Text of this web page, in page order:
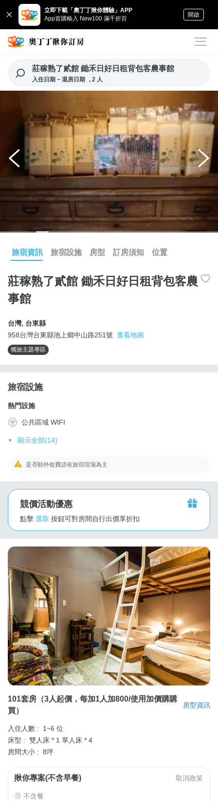
立即下載「奧丁丁揪你體驗」APP
App首購輸入 New100 滿千折百
開啟
莊稼熟了貳館 鋤禾日好日租背包客農事館
入住日期 ~ 退房日期 , 2 人
旅宿資訊 旅宿設施 房型 訂房須知 位置
莊稼熟了貳館 鋤禾日好日租背包客農
事館
台灣, 台東縣
958台灣台東縣池上鄉中山路251號 查看地圖
獨旅主題專區
旅宿設施
熱門設施
公共區域 WIFI
顯示全部(14)
是否額外收費請依旅宿現場為主
競價活動優惠
點擊 選取 按鈕可對房間自行出價享折扣
101套房（3人起價，每加1人加800/使用加價購購
買）
房型資訊
入住人數 :
1~6 位
床型 : 雙人床 * 1 單人床 * 4
房間大小 : 8坪
揪你專案(不含早餐) 取消政策
不含餐